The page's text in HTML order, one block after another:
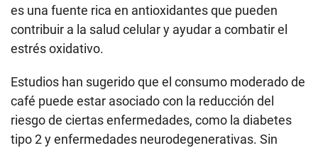
es una fuente rica en antioxidantes que pueden
contribuir a la salud celular y ayudar a combatir el
estrés oxidativo.
Estudios han sugerido que el consumo moderado de
café puede estar asociado con la reducción del
riesgo de ciertas enfermedades, como la diabetes
tipo 2 y enfermedades neurodegenerativas. Sin